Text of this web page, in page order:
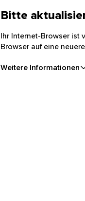
Bitte
Ihr Internet-Browser ist
Browser auf eine
Weitere Informationen